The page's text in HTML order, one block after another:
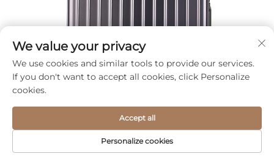
We value your privacy
We use cookies and similar tools to provide our services.
If you don't want to accept all cookies, click Personalize
cookies.
Personalize cookies
Accept all